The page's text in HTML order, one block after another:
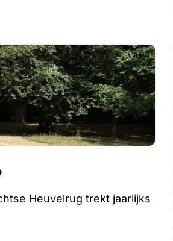
Video
Heuvelrug trekt jaarlijks